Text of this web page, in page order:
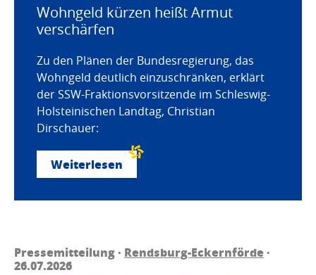
Wohngeld kürzen heißt Armut
verschärfen
Zu den Plänen der Bundesregierung, das
Wohngeld deutlich einzuschränken, erklärt
der SSW-Fraktionsvorsitzende im Schleswig-
Holsteinischen Landtag, Christian
Dirschauer:
Weiterlesen
Pressemitteilung · Rendsburg-Eckernförde·
26.07.2026